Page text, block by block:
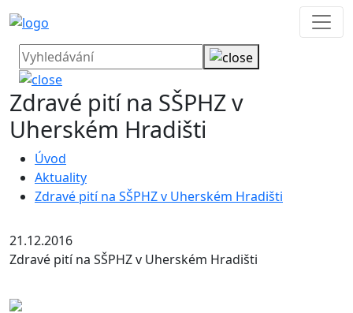
Zdravé pití na SŠPHZ v
Uherském Hradišti
Úvod
Aktuality
Zdravé pití na SŠPHZ v Uherském Hradišti
21.12.2016
Zdravé pití na SŠPHZ v Uherském Hradišti